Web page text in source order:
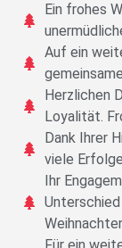
Ein frohes
Auf ein
Herzlichen
Loyalität.
Dank Ihrer
viele
Ihr